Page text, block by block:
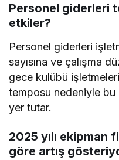
Personel giderleri
etkiler?
Personel giderleri
sayısına ve çalışma
gece kulübü
temposu nedeniyle
yer tutar.
2025 yılı ekipman
göre artış